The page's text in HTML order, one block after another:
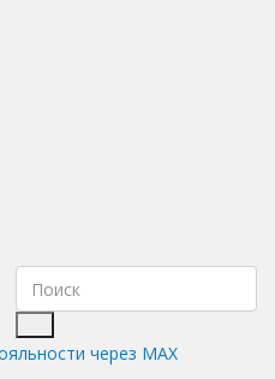
через MAX